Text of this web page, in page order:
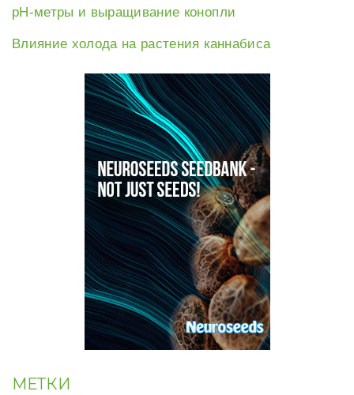
рН-метры и выращивание конопли
Влияние холода на растения каннабиса
МЕТКИ